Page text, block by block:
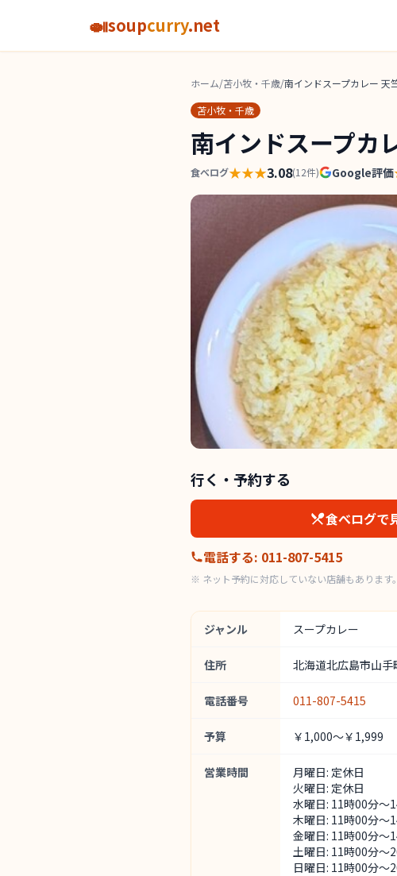
🍛soupcurry.net
ホーム/苫小牧・千歳/南インドスープカレー 天
苫小牧・千歳
南インドスープカ
食べログ★★★3.08(12件) Google評価
行く・予約する
食べログで
電話する: 011-807-5415
※ ネット予約に対応していない店舗もあります
ジャンル スープカレー
住所 北海道北広島市山
電話番号 011-807-5415
予算 ￥1,000～￥1,999
営業時間
月曜日: 定休日
火曜日: 定休日
水曜日: 11時00分～
木曜日: 11時00分～
金曜日: 11時00分～
土曜日: 11時00分～
日曜日: 11時00分～